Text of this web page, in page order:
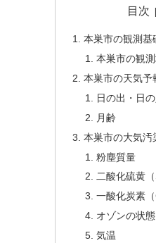
目次
本巣市の観測基
本巣市の観
本巣市の天気予
日の出・日
月齢
本巣市の大気汚
粉塵質量
二酸化硫黄
一酸化炭素
オゾンの状態
気温